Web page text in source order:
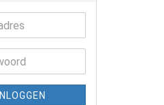
INLOGGEN